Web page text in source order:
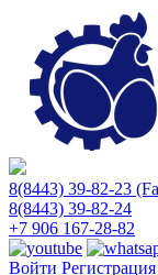
8(8443) 39-82-23
8(8443) 39-82-24
+7 906 167-28-82
Войти Регистрация